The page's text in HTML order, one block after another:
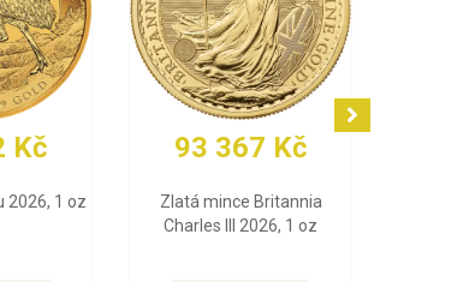
92 956 Kč
Zlatá mince Maple Leaf
2026, 1 oz
Zlatý slitek PAMP